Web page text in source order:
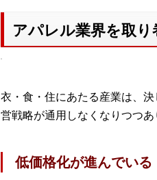
アパレル業界を取り
衣・食・住にあたる産業は、
営戦略が通用しなくなりつつ
低価格化が進んでいる